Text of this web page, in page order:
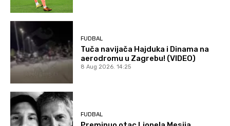
FUDBAL
Tuča navijača Hajduka i Dinama na
aerodromu u Zagrebu! (VIDEO)
8 Aug 2026. 14:25
FUDBAL